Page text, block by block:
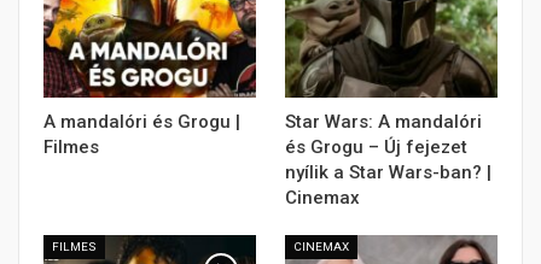
A mandalóri és Grogu |
Filmes
Star Wars: A mandalóri
és Grogu – Új fejezet
nyílik a Star Wars-ban? |
Cinemax
FILMES CINEMAX